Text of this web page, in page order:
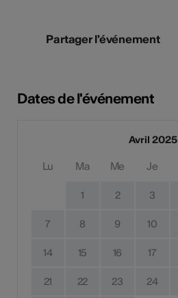
Partager l'événement
Dates de l'événement
Avril 2025
Lu Ma Me Je
1 2 3
7 8 9 10
14 15 16 17
21 22 23 24